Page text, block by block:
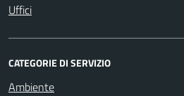
Uffici
CATEGORIE DI SERVIZIO
Ambiente